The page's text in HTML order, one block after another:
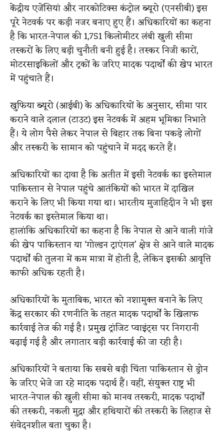
केंद्रीय एजेंसियां और नारकोटिक्स कंट्रोल ब्यूरो (एनसीबी) इस
पूरे नेटवर्क पर कड़ी नजर बनाए हुए हैं। अधिकारियों का कहना
है कि भारत-नेपाल की 1,751 किलोमीटर लंबी खुली सीमा
तस्करों के लिए बड़ी चुनौती बनी हुई है। तस्कर निजी कारों,
मोटरसाइकिलों और ट्रकों के जरिए मादक पदार्थों की खेप भारत
में पहुंचाते हैं।
खुफिया ब्यूरो (आईबी) के अधिकारियों के अनुसार, सीमा पार
कराने वाले दलाल (टाउट) इस नेटवर्क में अहम भूमिका निभाते
हैं। ये लोग पैसे लेकर नेपाल से बिहार तक बिना पकड़े लोगों
और तस्करी के सामान को पहुंचाने में मदद करते हैं।
अधिकारियों का दावा है कि अतीत में इसी नेटवर्क का इस्तेमाल
पाकिस्तान से नेपाल पहुंचे आतंकियों को भारत में दाखिल
कराने के लिए भी किया गया था। भारतीय मुजाहिदीन ने भी इस
नेटवर्क का इस्तेमाल किया था।
हालांकि अधिकारियों का कहना है कि नेपाल से आने वाली गांजे
की खेप पाकिस्तान या ‘गोल्डन ट्राएंगल’ क्षेत्र से आने वाले मादक
पदार्थों की तुलना में कम मात्रा में होती है, लेकिन इसकी आवृत्ति
काफी अधिक रहती है।
अधिकारियों के मुताबिक, भारत को नशामुक्त बनाने के लिए
केंद्र सरकार की रणनीति के तहत मादक पदार्थों के खिलाफ
कार्रवाई तेज की गई है। प्रमुख ट्रांजिट प्वाइंट्स पर निगरानी
बढ़ाई गई है और लगातार बड़ी कार्रवाई की जा रही है।
अधिकारियों ने बताया कि सबसे बड़ी चिंता पाकिस्तान से ड्रोन
के जरिए भेजे जा रहे मादक पदार्थ हैं। वहीं, संयुक्त राष्ट्र भी
भारत-नेपाल की खुली सीमा को मानव तस्करी, मादक पदार्थों
की तस्करी, नकली मुद्रा और हथियारों की तस्करी के लिहाज से
संवेदनशील बता चुका है।